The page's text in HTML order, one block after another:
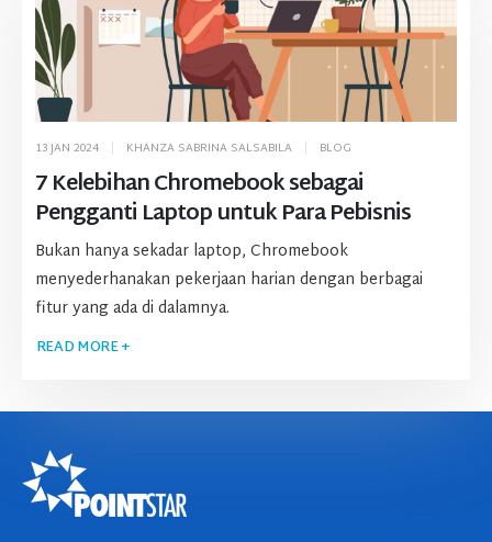
7 Kelebihan Chromebook sebagai
Pengganti Laptop untuk Para Pebisnis
13 JAN 2024 KHANZA SABRINA SALSABILA BLOG
Bukan hanya sekadar laptop, Chromebook
menyederhanakan pekerjaan harian dengan berbagai
fitur yang ada di dalamnya.
READ MORE +